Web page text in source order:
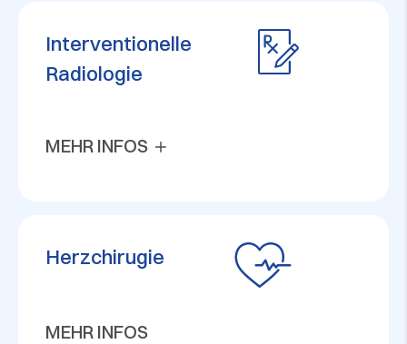
Interventionelle
Radiologie
MEHR INFOS
Herzchirugie
MEHR INFOS